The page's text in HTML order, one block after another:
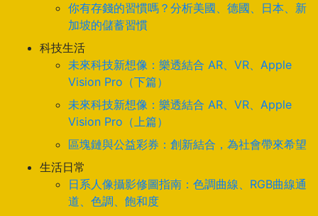
你有存錢的習慣嗎？分析美國、德國、日本、新
加坡的儲蓄習慣
科技生活
未來科技新想像：樂透結合 AR、VR、Apple
Vision Pro（下篇）
未來科技新想像：樂透結合 AR、VR、Apple
Vision Pro（上篇）
區塊鏈與公益彩券：創新結合，為社會帶來希望
生活日常
日系人像攝影修圖指南：色調曲線、RGB曲線通
道、色調、飽和度